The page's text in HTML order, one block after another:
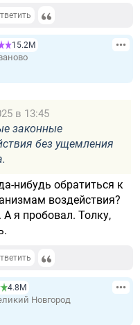
15.2М
в 13:45
законные
без ущемления
нибудь обратиться к
воздействия?
я пробовал. Толку,
4.8М
Новгород